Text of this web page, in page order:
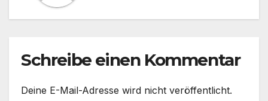
Schreibe einen Kommentar
Deine E-Mail-Adresse wird nicht veröffentlicht.